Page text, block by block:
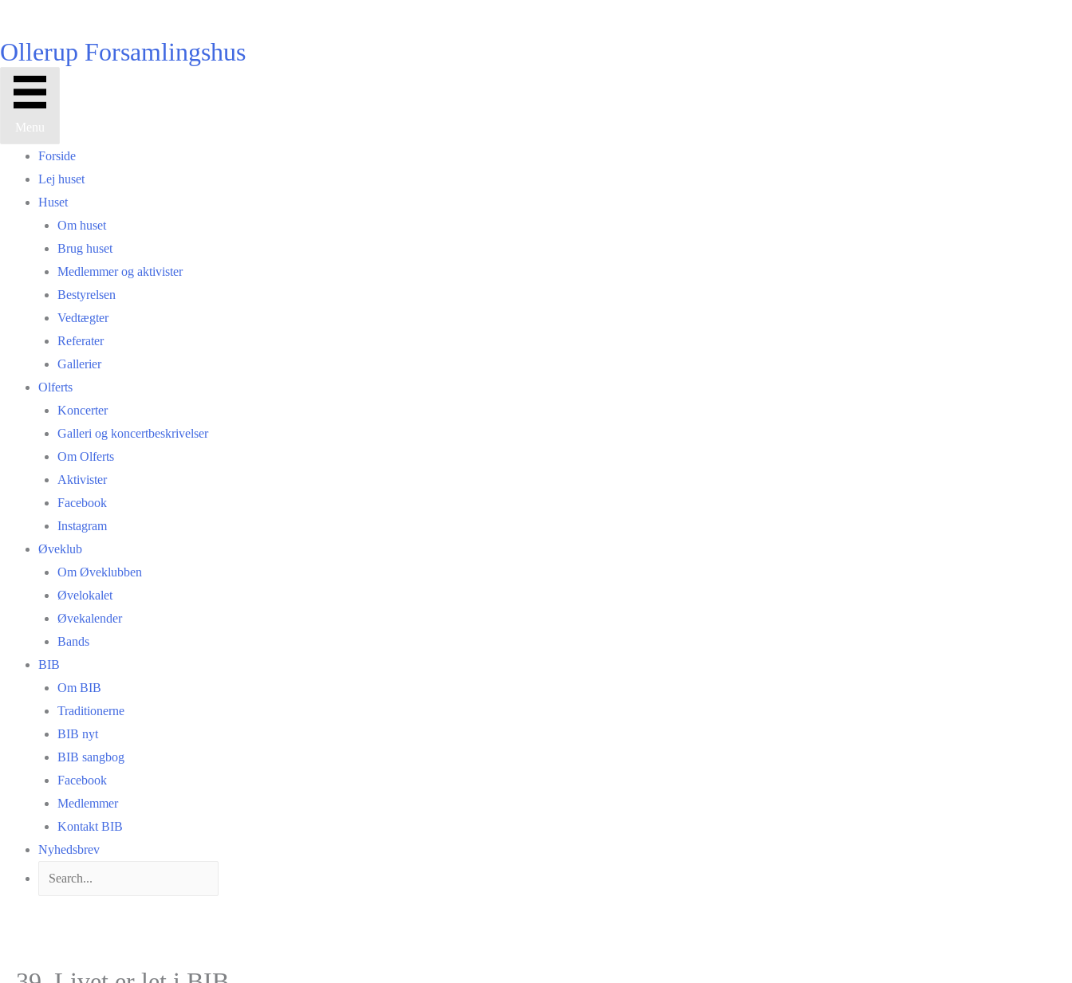
Ollerup Forsamlingshus
Menu
Forside
Lej huset
Huset
Om huset
Brug huset
Medlemmer og aktivister
Bestyrelsen
Vedtægter
Referater
Gallerier
Olferts
Koncerter
Galleri og koncertbeskrivelser
Om Olferts
Aktivister
Facebook
Instagram
Øveklub
Om Øveklubben
Øvelokalet
Øvekalender
Bands
BIB
Om BIB
Traditionerne
BIB nyt
BIB sangbog
Facebook
Medlemmer
Kontakt BIB
Nyhedsbrev